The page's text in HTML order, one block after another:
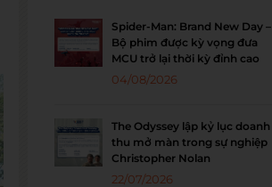
Spider-Man: Brand New Day –
Bộ phim được kỳ vọng đưa
MCU trở lại thời kỳ đỉnh cao
04/08/2026
The Odyssey lập kỷ lục doanh
thu mở màn trong sự nghiệp
Christopher Nolan
22/07/2026